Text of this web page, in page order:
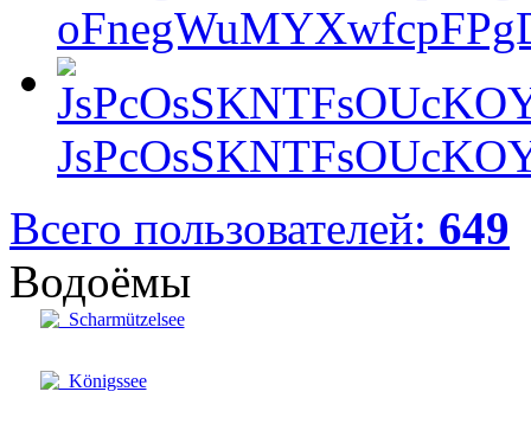
Всего пользователей: 649
Водоёмы
Scharmützelsee
Königssee